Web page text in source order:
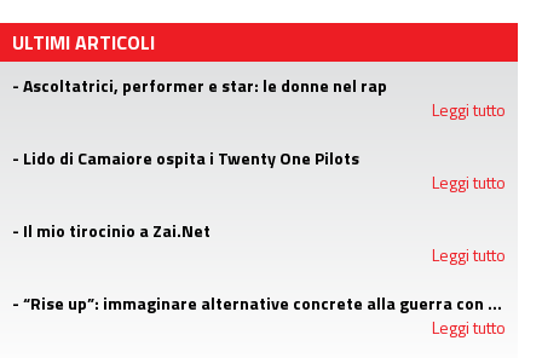
ULTIMI ARTICOLI
- Ascoltatrici, performer e star: le donne nel rap
Leggi tutto
- Lido di Camaiore ospita i Twenty One Pilots
Leggi tutto
- Il mio tirocinio a Zai.Net
Leggi tutto
- “Rise up”: immaginare alternative concrete alla guerra con i campi estivi di Emergency
Leggi tutto